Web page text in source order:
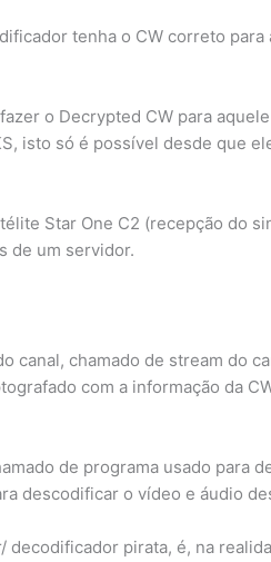
tenha o CW correto para
o Decrypted CW para
isto só é possível desde que
Star One C2 (recepção do
de um servidor.
canal, chamado de stream do
com a informação da
de programa usado para
descodificar o vídeo e áudio
pirata, é, na